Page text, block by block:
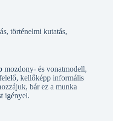
történelmi kutatás,
mozdony- és vonatmodell,
kellőképp informális
bár ez a munka
igényel.